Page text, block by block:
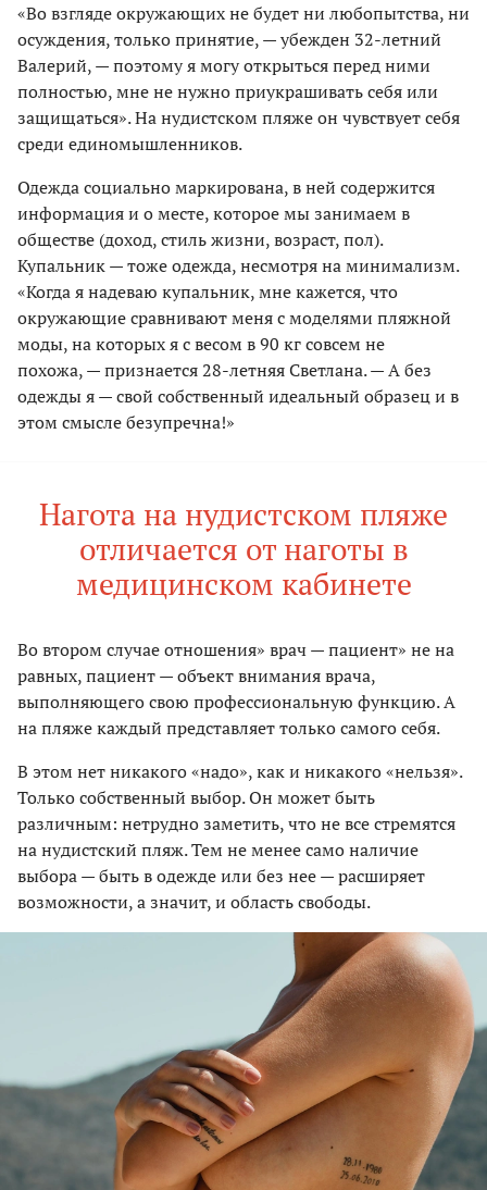
«Во взгляде окружающих не будет ни любопытства, ни
осуждения, только принятие, — убежден 32-летний
Валерий, — поэтому я могу открыться перед ними
полностью, мне не нужно приукрашивать себя или
защищаться». На нудистском пляже он чувствует себя
среди единомышленников.
Одежда социально маркирована, в ней содержится
информация и о месте, которое мы занимаем в
обществе (доход, стиль жизни, возраст, пол).
Купальник — тоже одежда, несмотря на минимализм.
«Когда я надеваю купальник, мне кажется, что
окружающие сравнивают меня с моделями пляжной
моды, на которых я с весом в 90 кг совсем не
похожа, — признается 28-летняя Светлана. — А без
одежды я — свой собственный идеальный образец и в
этом смысле безупречна!»
Нагота на нудистском пляже
отличается от наготы в
медицинском кабинете
Во втором случае отношения» врач — пациент» не на
равных, пациент — объект внимания врача,
выполняющего свою профессиональную функцию. А
на пляже каждый представляет только самого себя.
В этом нет никакого «надо», как и никакого «нельзя».
Только собственный выбор. Он может быть
различным: нетрудно заметить, что не все стремятся
на нудистский пляж. Тем не менее само наличие
выбора — быть в одежде или без нее — расширяет
возможности, а значит, и область свободы.